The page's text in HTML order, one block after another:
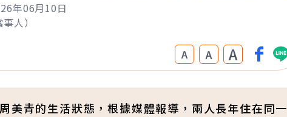
年06月10日
人）
A A A
美青的生活狀態，根據媒體報導，兩人長年住在同一